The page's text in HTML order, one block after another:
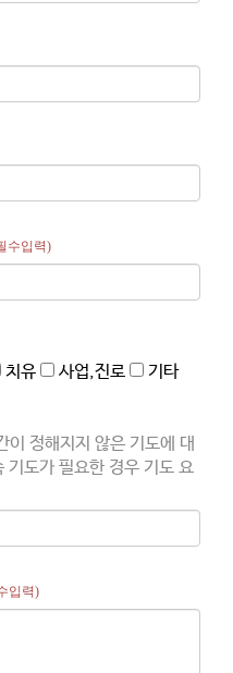
수입력)
치유 사업,진로 기타
이 정해지지 않은 기도에 대
도가 필요한 경우 기도 요
입력)